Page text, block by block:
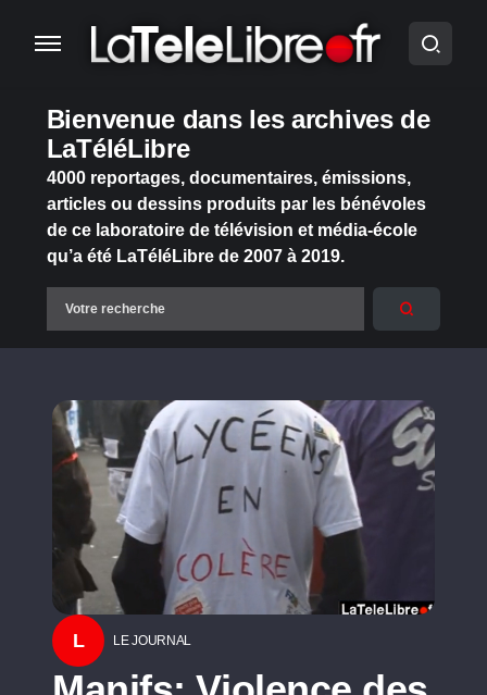
Bienvenue dans les archives de
LaTéléLibre
4000 reportages, documentaires, émissions,
articles ou dessins produits par les bénévoles
de ce laboratoire de télévision et média-école
qu’a été LaTéléLibre de 2007 à 2019.
L LE JOURNAL